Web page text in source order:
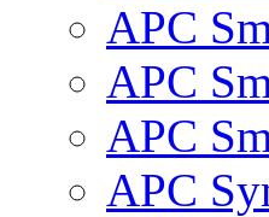
APC
APC
APC
APC